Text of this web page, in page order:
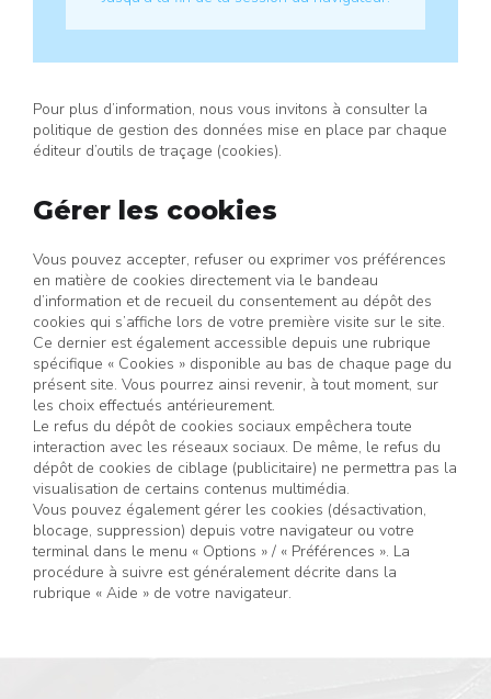
Pour plus d’information, nous vous invitons à consulter la
politique de gestion des données mise en place par chaque
éditeur d’outils de traçage (cookies).
Gérer les cookies
Vous pouvez accepter, refuser ou exprimer vos préférences
en matière de cookies directement via le bandeau
d’information et de recueil du consentement au dépôt des
cookies qui s’affiche lors de votre première visite sur le site.
Ce dernier est également accessible depuis une rubrique
spécifique « Cookies » disponible au bas de chaque page du
présent site. Vous pourrez ainsi revenir, à tout moment, sur
les choix effectués antérieurement.
Le refus du dépôt de cookies sociaux empêchera toute
interaction avec les réseaux sociaux. De même, le refus du
dépôt de cookies de ciblage (publicitaire) ne permettra pas la
visualisation de certains contenus multimédia.
Vous pouvez également gérer les cookies (désactivation,
blocage, suppression) depuis votre navigateur ou votre
terminal dans le menu « Options » / « Préférences ». La
procédure à suivre est généralement décrite dans la
rubrique « Aide » de votre navigateur.